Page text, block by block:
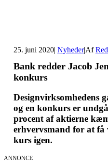
25. juni 2020| Nyheder|Af
Bank redder Jacob
konkurs
Designvirksomhedens
og en konkurs er
procent af aktierne
erhvervsmand for at få
kurs igen.
ANNONCE